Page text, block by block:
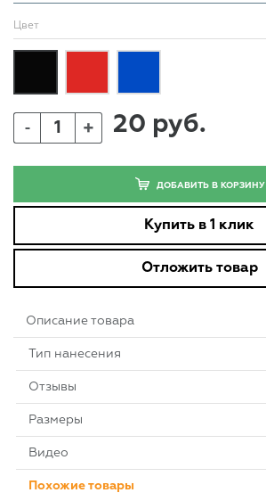
Цвет
- + 20 руб.
ДОБАВИТЬ В КОРЗИНУ
Купить в 1 клик
Отложить товар
Описание товара
Тип нанесения
Отзывы
Размеры
Видео
Похожие товары